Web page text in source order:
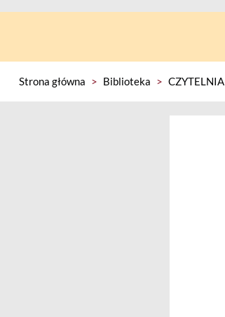
Strona główna > Biblioteka > CZYTELNIA